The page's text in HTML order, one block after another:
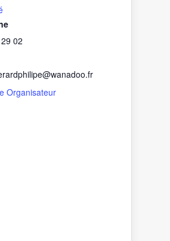
02
Organisateur